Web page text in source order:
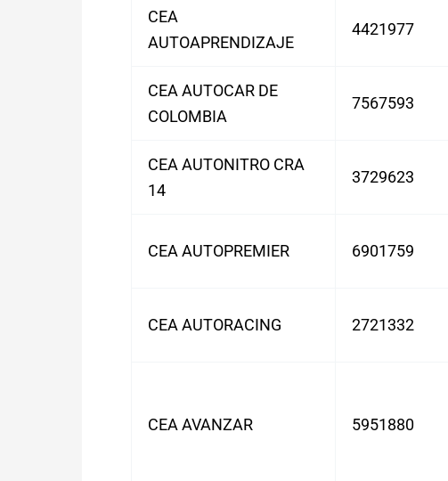
CEA
AUTOAPRENDIZAJE
4421977
CEA AUTOCAR DE
COLOMBIA
7567593
CEA AUTONITRO CRA
14
3729623
CEA AUTOPREMIER 6901759
CEA AUTORACING 2721332
CEA AVANZAR 5951880